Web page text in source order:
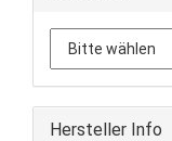
Hersteller Info